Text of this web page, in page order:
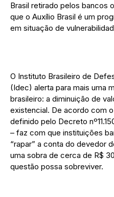
Brasil retirado pelos bancos
que o Auxílio Brasil é um
em situação de
O Instituto Brasileiro de
(Idec) alerta para mais uma
brasileiro: a diminuição de
existencial. De acordo com
definido pelo Decreto
– faz com que instituições
“rapar” a conta do devedor
uma sobra de cerca de R$
questão possa sobreviver.